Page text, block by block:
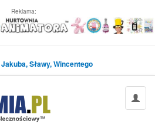
Reklama:
Jakuba, Sławy, Wincentego